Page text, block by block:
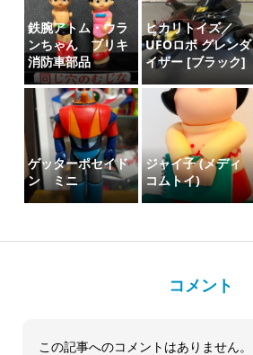
鉄腕アトム・ウラ
ンちゃん ブリキ
消防車部品
ヒカリトイズ／
UFOロボ グレンダ
イザー [ブラック]
ゲッターポセイド
ン ミニ
ジャイ子 (メディ
コムトイ)
コメント
この記事へのコメントはありません。